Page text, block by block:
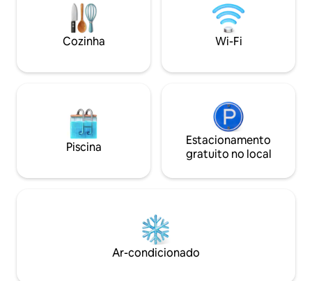
o mar ao pôr do sol. Especial e realmente
único. Fácil de caminhar até o centro da
vida noturna. Área muito silenciosa,
tranquila e segura. Academia, sauna.
onde você pode
Cozinha
de cozinhar?A
Krut fica a
Cozinha Wi-Fi
Piscina
Estacionamento
gratuito no local
Ar-condicionado